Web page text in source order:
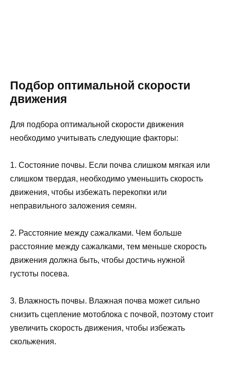
Подбор оптимальной скорости
движения
Для подбора оптимальной скорости движения
необходимо учитывать следующие факторы:
1. Состояние почвы. Если почва слишком мягкая или
слишком твердая, необходимо уменьшить скорость
движения, чтобы избежать перекопки или
неправильного заложения семян.
2. Расстояние между сажалками. Чем больше
расстояние между сажалками, тем меньше скорость
движения должна быть, чтобы достичь нужной
густоты посева.
3. Влажность почвы. Влажная почва может сильно
снизить сцепление мотоблока с почвой, поэтому стоит
увеличить скорость движения, чтобы избежать
скольжения.